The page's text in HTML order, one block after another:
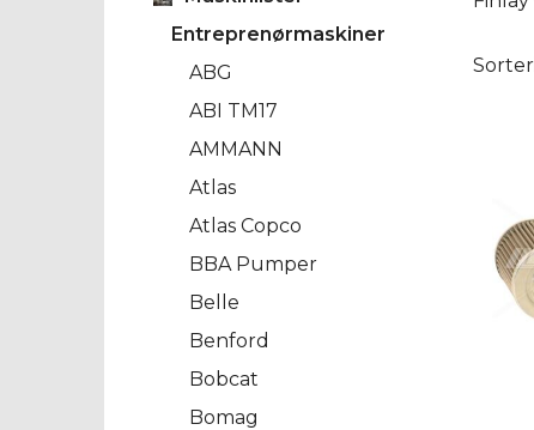
Entreprenørmaskiner
ABG
ABI TM17
AMMANN
Atlas
Atlas Copco
BBA Pumper
Belle
Benford
Bobcat
Bomag